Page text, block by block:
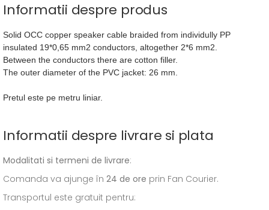
Informatii despre produs
Solid OCC copper speaker cable braided from individully PP
insulated 19*0,65 mm2 conductors, altogether 2*6 mm2
Between the conductors there are cotton filler.
The outer diameter of the PVC jacket: 26 mm.
Pretul este pe metru liniar.
Informatii despre livrare si plata
Modalitati si termeni de livrare:
Comanda va ajunge în 24 de ore prin Fan Courier.
Transportul este gratuit pentru: